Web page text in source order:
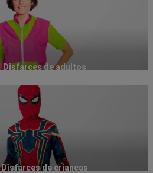
Disfarces de adultos
Disfarces de crianças